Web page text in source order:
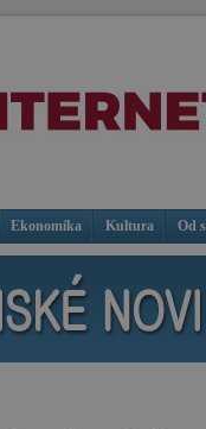
Ekonomika Kultura Od